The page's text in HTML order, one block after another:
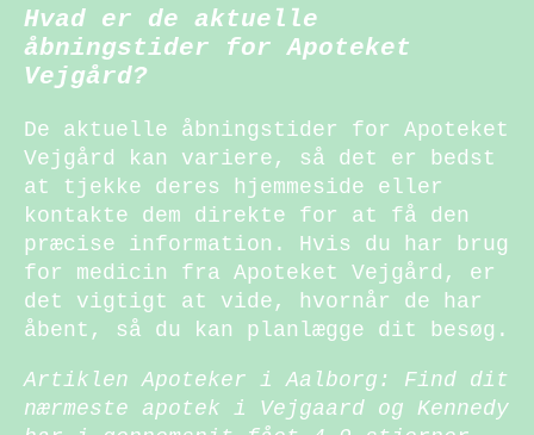
Hvad er de aktuelle
åbningstider for Apoteket
Vejgård?
De aktuelle åbningstider for Apoteket
Vejgård kan variere, så det er bedst
at tjekke deres hjemmeside eller
kontakte dem direkte for at få den
præcise information. Hvis du har brug
for medicin fra Apoteket Vejgård, er
det vigtigt at vide, hvornår de har
åbent, så du kan planlægge dit besøg.
Artiklen Apoteker i Aalborg: Find dit
nærmeste apotek i Vejgaard og Kennedy